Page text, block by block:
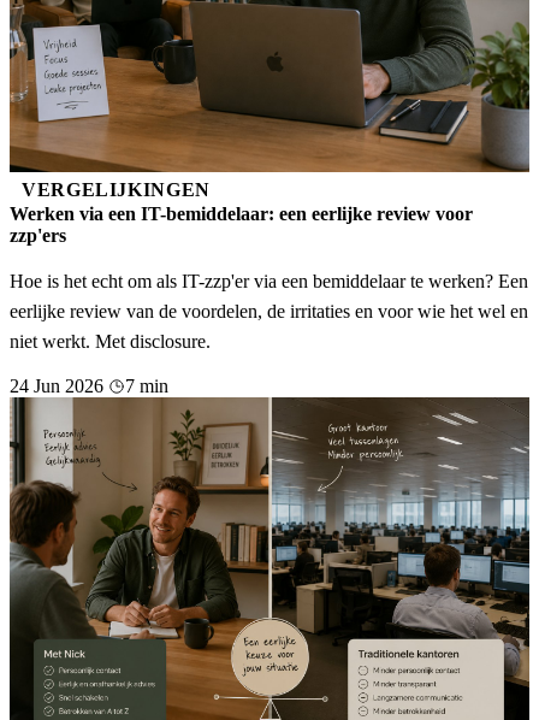
VERGELIJKINGEN
Werken via een IT-bemiddelaar: een eerlijke review voor
zzp'ers
Hoe is het echt om als IT-zzp'er via een bemiddelaar te werken? Een
eerlijke review van de voordelen, de irritaties en voor wie het wel en
niet werkt. Met disclosure.
24 Jun 2026 7 min